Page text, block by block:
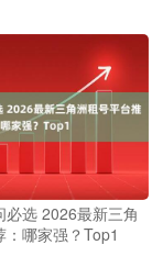
必选 2026最新三角
哪家强？Top1